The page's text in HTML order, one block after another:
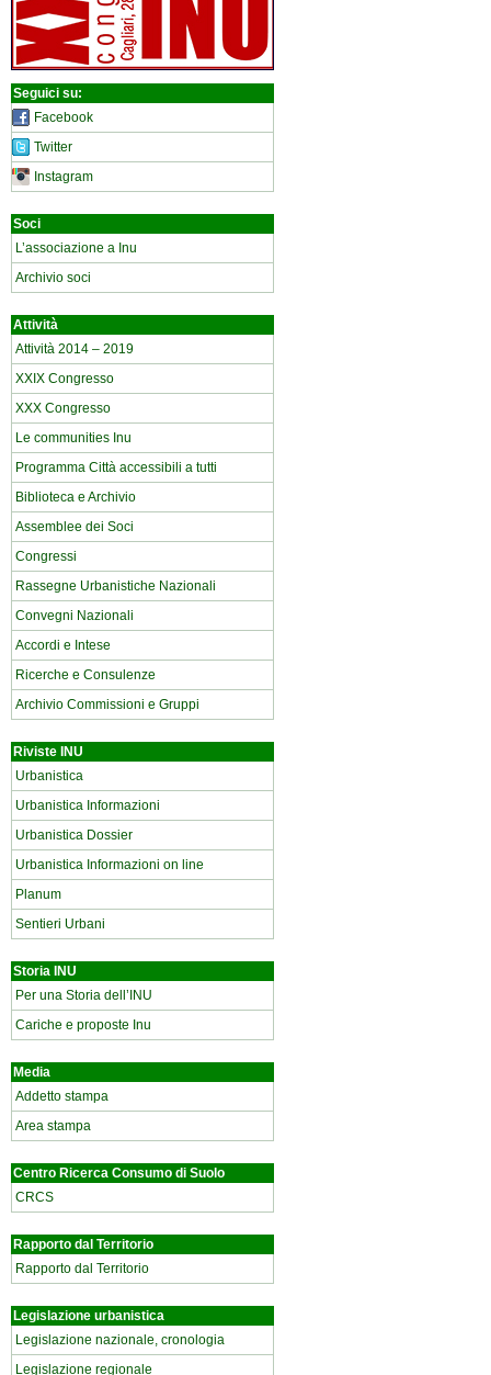
Seguici su:
Facebook
Twitter
Instagram
Soci
L’associazione a Inu
Archivio soci
Attività
Attività 2014 – 2019
XXIX Congresso
XXX Congresso
Le communities Inu
Programma Città accessibili a tutti
Biblioteca e Archivio
Assemblee dei Soci
Congressi
Rassegne Urbanistiche Nazionali
Convegni Nazionali
Accordi e Intese
Ricerche e Consulenze
Archivio Commissioni e Gruppi
Riviste INU
Urbanistica
Urbanistica Informazioni
Urbanistica Dossier
Urbanistica Informazioni on line
Planum
Sentieri Urbani
Storia INU
Per una Storia dell’INU
Cariche e proposte Inu
Media
Addetto stampa
Area stampa
Centro Ricerca Consumo di Suolo
CRCS
Rapporto dal Territorio
Rapporto dal Territorio
Legislazione urbanistica
Legislazione nazionale, cronologia
Legislazione regionale